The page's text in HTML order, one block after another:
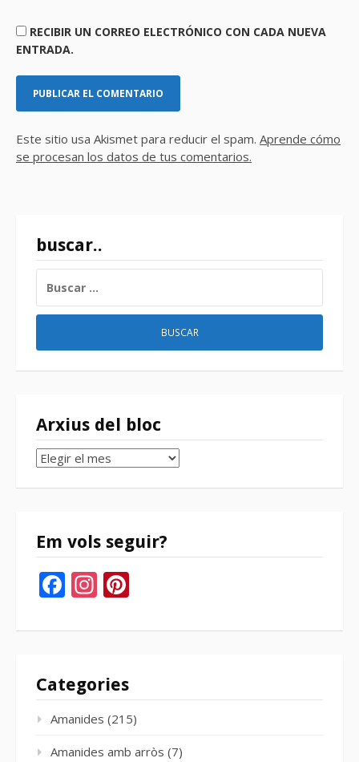
RECIBIR UN CORREO ELECTRÓNICO CON CADA NUEVA
ENTRADA.
Este sitio usa Akismet para reducir el spam. Aprende cómo
se procesan los datos de tus comentarios.
buscar..
Arxius del bloc
Arxius
bloc
Em vols seguir?
Facebook
Instagram
Categories
Amanides (215)
Amanides amb arròs (7)